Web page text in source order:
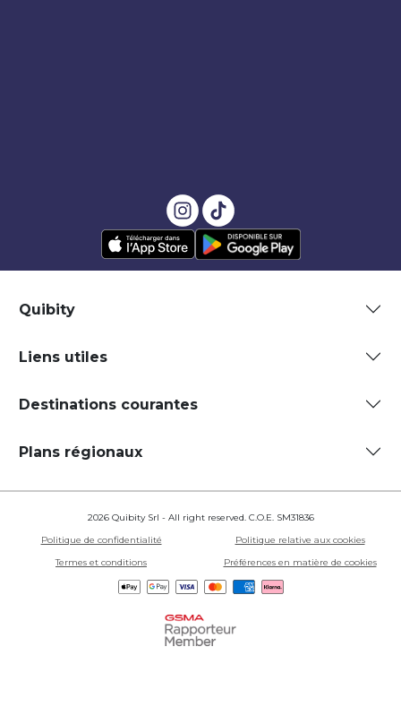
Quibity
Liens utiles
Destinations courantes
Plans régionaux
2026 Quibity Srl - All right reserved. C.O.E. SM31836
Politique de confidentialité
Politique relative aux cookies
Termes et conditions
Préférences en matière de cookies